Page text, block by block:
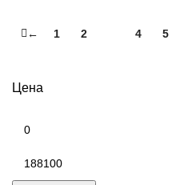
Цена
← 1 2 4 5